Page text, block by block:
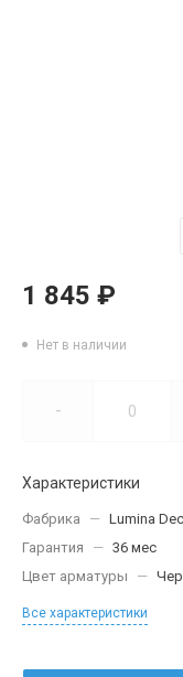
1 845 ₽
Нет в наличии
-
Характеристики
Фабрика — Lumina
Гарантия
— 36 мес
Цвет арматуры
—
Все характеристики